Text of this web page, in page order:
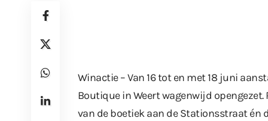
Winactie – Van 16 tot en met 18 juni
Boutique in Weert wagenwijd
van de boetiek aan de Stationsstraat én